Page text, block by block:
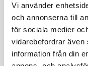
Vi använder
och annonserna till
för sociala medier
vidarebefordrar även
information från din
Beskrivning
Art. nr:A16063
Tillv. art. nr:
CROMO1169BK